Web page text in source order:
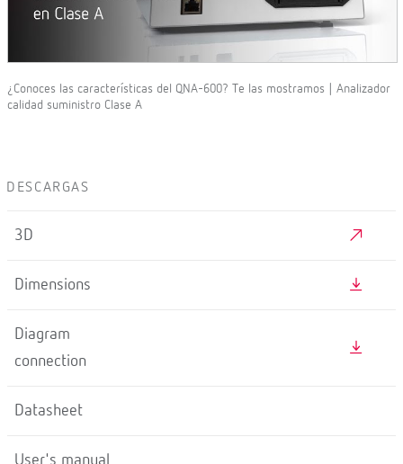
¿Conoces las características del QNA-600? Te las mostramos | Analizador
calidad suministro Clase A
DESCARGAS
3D
Dimensions
Diagram
connection
Datasheet
User's manual